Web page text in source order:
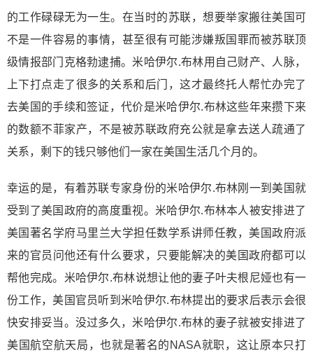
的工作碌碌无为一生。在当时的苏联，想要举家搬往美国可
不是一件容易的事情，甚至很有可能涉嫌叛国罪而被苏联顶
级情报部门克格勃逮捕。米哈伊尔.布林用自己财产、人脉，
上下打点走了很多的关系和后门，这才最终托人帮忙办完了
去美国的手续和签证，代价是米哈伊尔.布林这些年来攒下来
的数额不菲家产，不是被苏联政府充公就是拿去送人疏通了
关系，剩下的钱只够他们一家在美国生活几个月的。
幸运的是，有着苏联专家身份的米哈伊尔.布林刚一到美国就
受到了美国政府的高度重视。米哈伊尔.布林本人被安排进了
美国著名学府马里兰大学担任数学系讲师任教，美国政府派
来的官员问他还有什么要求，只要能解决的美国政府都可以
帮他完成。米哈伊尔.布林说想让他的妻子叶夫根尼娅也有一
份工作，美国官员听到米哈伊尔.布林提出的要求后表示会很
快安排妥当。没过多久，米哈伊尔.布林的妻子就被安排进了
美国航空航天局，也就是著名的NASA就职，这让原本只打